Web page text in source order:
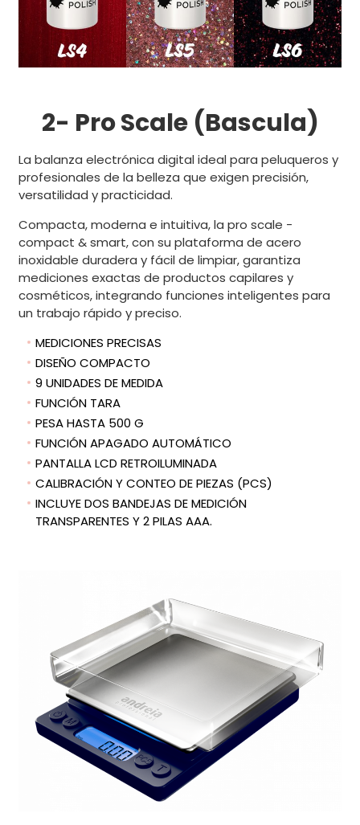
2- Pro Scale (Bascula)
La balanza electrónica digital ideal para peluqueros y
profesionales de la belleza que exigen precisión,
versatilidad y practicidad.
Compacta, moderna e intuitiva, la pro scale -
compact & smart, con su plataforma de acero
inoxidable duradera y fácil de limpiar, garantiza
mediciones exactas de productos capilares y
cosméticos, integrando funciones inteligentes para
un trabajo rápido y preciso.
MEDICIONES PRECISAS
DISEÑO COMPACTO
9 UNIDADES DE MEDIDA
FUNCIÓN TARA
PESA HASTA 500 G
FUNCIÓN APAGADO AUTOMÁTICO
PANTALLA LCD RETROILUMINADA
CALIBRACIÓN Y CONTEO DE PIEZAS (PCS)
INCLUYE DOS BANDEJAS DE MEDICIÓN
TRANSPARENTES Y 2 PILAS AAA.